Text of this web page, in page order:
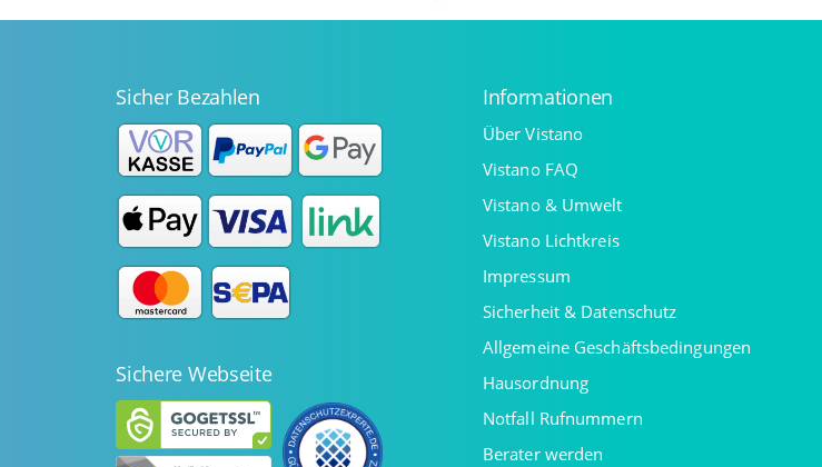
Sicher Bezahlen
Sichere Webseite
Informationen
Über Vistano
Vistano FAQ
Vistano & Umwelt
Vistano Lichtkreis
Impressum
Sicherheit & Datenschutz
Allgemeine Geschäftsbedingungen
Hausordnung
Notfall Rufnummern
Berater werden